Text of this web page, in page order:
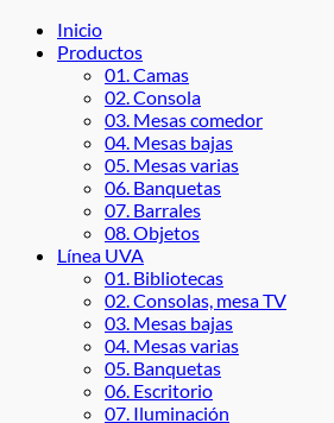
Inicio
Productos
01. Camas
02. Consola
03. Mesas comedor
04. Mesas bajas
05. Mesas varias
06. Banquetas
07. Barrales
08. Objetos
Línea UVA
01. Bibliotecas
02. Consolas, mesa TV
03. Mesas bajas
04. Mesas varias
05. Banquetas
06. Escritorio
07. Iluminación